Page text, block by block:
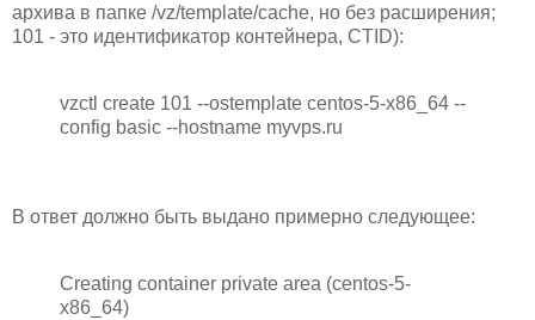
архива в папке /vz/template/cache, но без расширения;
101 - это идентификатор контейнера, CTID):
vzctl create 101 --ostemplate centos-5-x86_64 --
config basic --hostname myvps.ru
В ответ должно быть выдано примерно следующее:
Creating container private area (centos-5-
x86_64)